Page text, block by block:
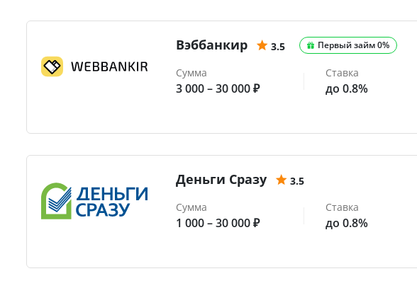
Вэббанкир 3.5 Первый займ 0%
Сумма
3 000 – 30 000 ₽
Ставка
до 0.8%
Деньги Сразу
3.5
Сумма
1 000 – 30 000 ₽
Ставка
до 0.8%